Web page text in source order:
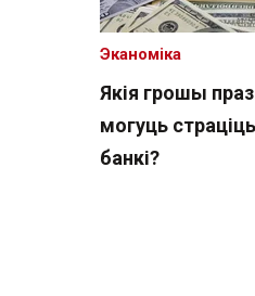
Якія грошы
могуць
банкі?
Эканоміка